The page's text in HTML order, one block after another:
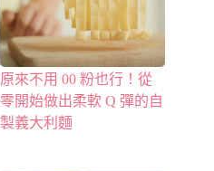
原來不用 00 粉也行！從
零開始做出柔軟 Q 彈的自
製義大利麵